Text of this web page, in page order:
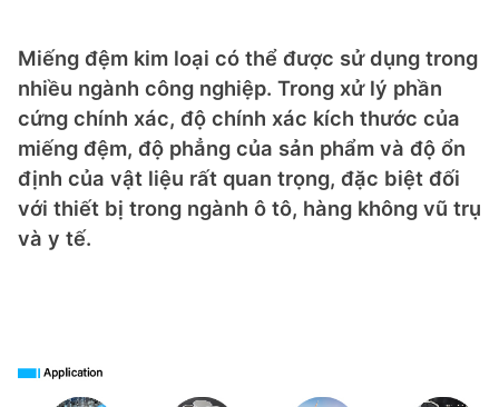
Miếng đệm kim loại có thể được sử dụng trong
nhiều ngành công nghiệp. Trong xử lý phần
cứng chính xác, độ chính xác kích thước của
miếng đệm, độ phẳng của sản phẩm và độ ổn
định của vật liệu rất quan trọng, đặc biệt đối
với thiết bị trong ngành ô tô, hàng không vũ trụ
và y tế.